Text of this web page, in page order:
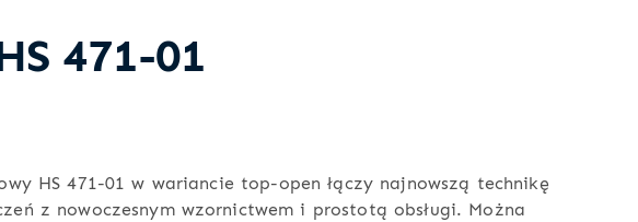
471-01
HS 471-01 w wariancie top-open łączy najnowszą technikę
z nowoczesnym wzornictwem i prostotą obsługi. Można